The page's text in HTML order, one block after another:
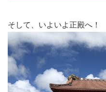
そして、いよいよ正殿へ！